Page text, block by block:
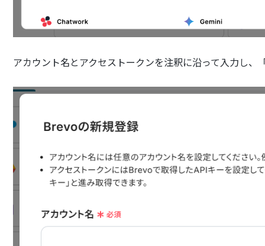
アカウント名とアクセストークンを注釈に沿って入力し、